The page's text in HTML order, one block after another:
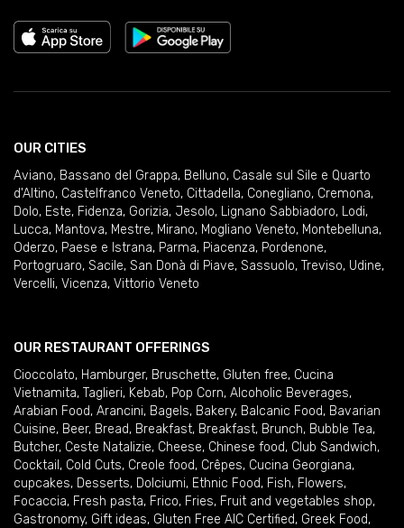
OUR CITIES
Aviano, Bassano del Grappa, Belluno, Casale sul Sile e Quarto
d'Altino, Castelfranco Veneto, Cittadella, Conegliano, Cremona,
Dolo, Este, Fidenza, Gorizia, Jesolo, Lignano Sabbiadoro, Lodi,
Lucca, Mantova, Mestre, Mirano, Mogliano Veneto, Montebelluna,
Oderzo, Paese e Istrana, Parma, Piacenza, Pordenone,
Portogruaro, Sacile, San Donà di Piave, Sassuolo, Treviso, Udine,
Vercelli, Vicenza, Vittorio Veneto
OUR RESTAURANT OFFERINGS
Cioccolato, Hamburger, Bruschette, Gluten free, Cucina
Vietnamita, Taglieri, Kebab, Pop Corn, Alcoholic Beverages,
Arabian Food, Arancini, Bagels, Bakery, Balcanic Food, Bavarian
Cuisine, Beer, Bread, Breakfast, Breakfast, Brunch, Bubble Tea,
Butcher, Ceste Natalizie, Cheese, Chinese food, Club Sandwich,
Cocktail , Cold Cuts, Creole food, Crêpes, Cucina Georgiana,
cupcakes, Desserts, Dolciumi, Ethnic Food, Fish, Flowers,
Focaccia, Fresh pasta, Frico, Fries, Fruit and vegetables shop,
Gastronomy, Gift ideas, Gluten Free AIC Certified, Greek Food,